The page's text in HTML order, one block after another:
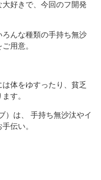
好きで、今回のフ開発
んな種類の手持ち無沙
用意。
体をゆすったり、貧乏
す。
）は、 手持ち無沙汰やイ
伝い。